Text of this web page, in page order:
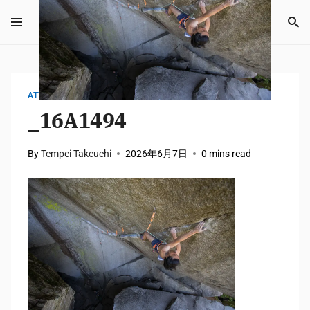
ATTACHMENT
_16A1494
ByTempei Takeuchi 2026年6月7日 0 mins read